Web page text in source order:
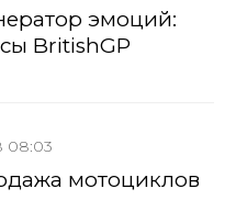
эмоций:
BritishGP
08:03
мотоциклов